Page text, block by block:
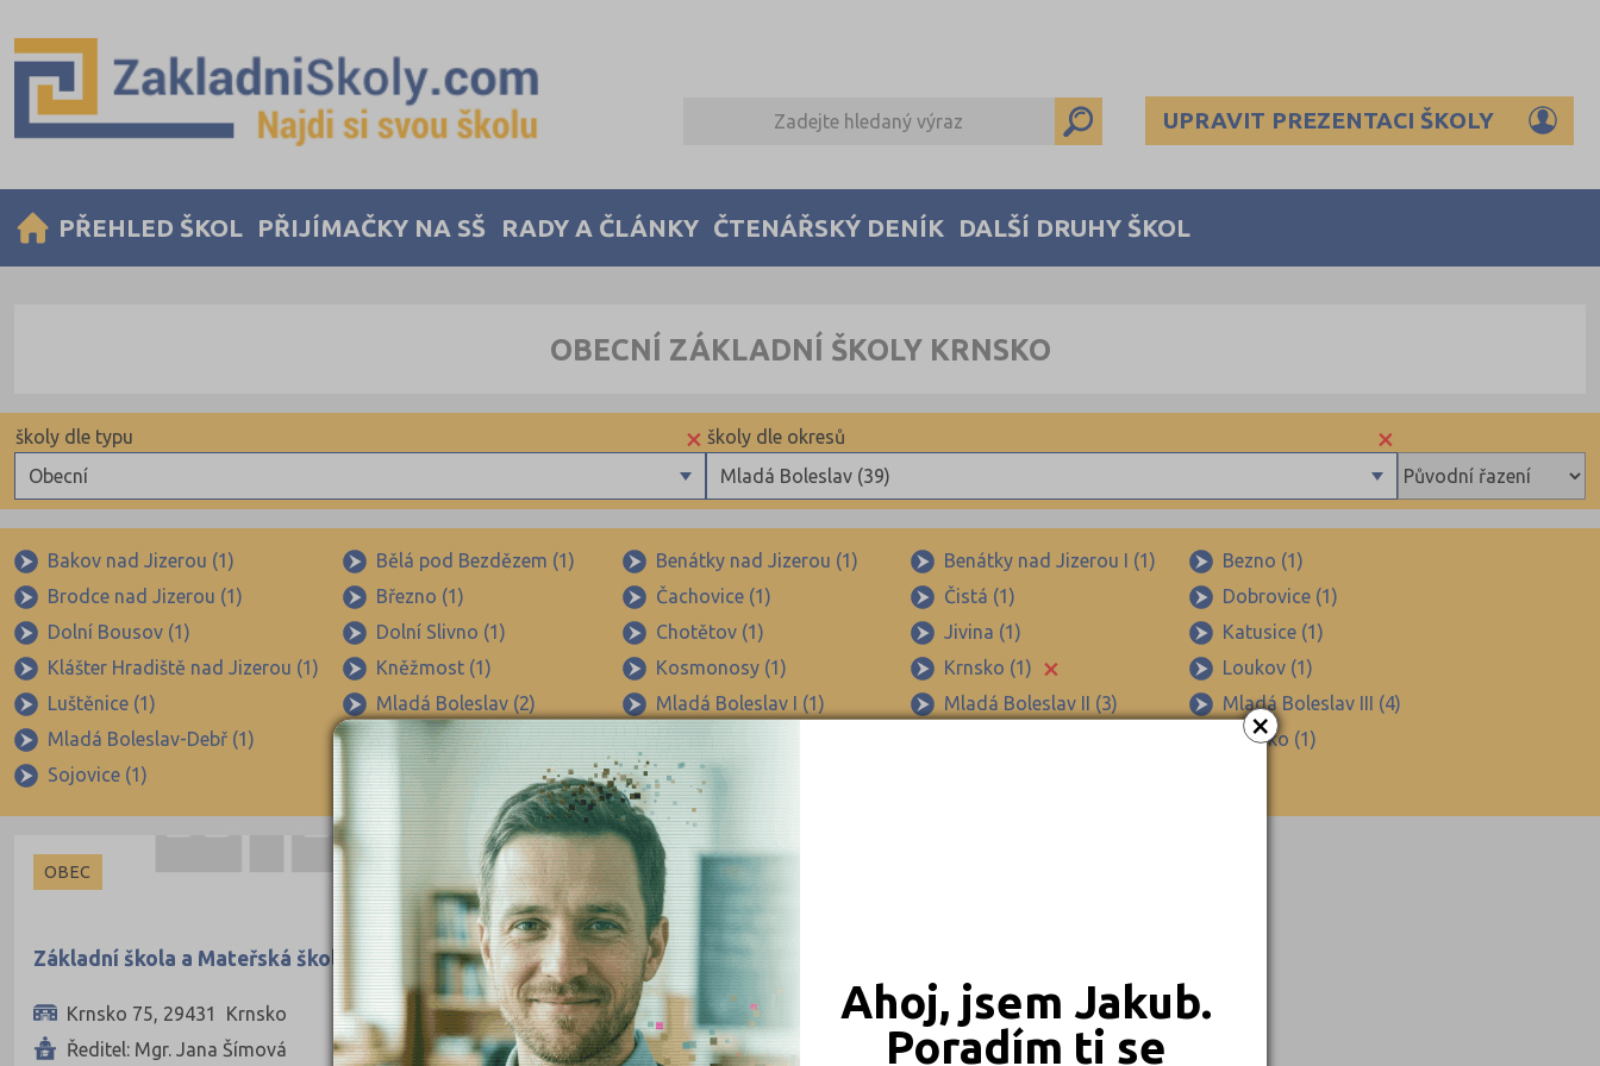
×
Ahoj, jsem Jakub.
Poradím ti se
UPRAVIT PREZENTACI ŠKOLY
PŘEHLED ŠKOL PŘIJÍMAČKY NA SŠ RADY A ČLÁNKY ČTENÁŘSKÝ DENÍK DALŠÍ DRUHY ŠKOL
OBECNÍ ZÁKLADNÍ ŠKOLY KRNSKO
×
Mladá Boleslav (39)
školy dle okresů
Beroun (39)
Blansko (49)
Brno-město (66)
Brno-venkov (103)
Bruntál (38)
Břeclav (49)
Česká Lípa (44)
České Budějovice (54)
Český Krumlov (30)
Děčín (43)
Domažlice (24)
Frýdek-Místek (83)
Havlíčkův Brod (45)
×
Obecní
školy dle typu
Bakov nad Jizerou (1)
Bělá pod Bezdězem (1) Benátky nad Jizerou (1) Benátky nad Jizerou I (1)
Bezno (1)
Brodce nad Jizerou (1)
Březno (1) Čachovice (1) Čistá (1)
Dobrovice (1)
Dolní Bousov (1)
Dolní Slivno (1) Chotětov (1) Jivina (1)
Katusice (1)
Klášter Hradiště nad Jizerou (1)
Kněžmost (1) Kosmonosy (1) Krnsko (1) ×
Loukov (1)
Luštěnice (1)
Mladá Boleslav (2) Mladá Boleslav I (1) Mladá Boleslav II (3)
Mladá Boleslav III (4)
Mladá Boleslav-Debř (1)
Mnichovo Hradiště (2) Předměřice nad Jizerou (1)
Skalsko (1)
Sojovice (1)
Žďár (1)
OBEC
Základní škola a Mateřská škola Krnsko
Krnsko 75, 29431 Krnsko
Ředitel: Mgr. Jana Šímová